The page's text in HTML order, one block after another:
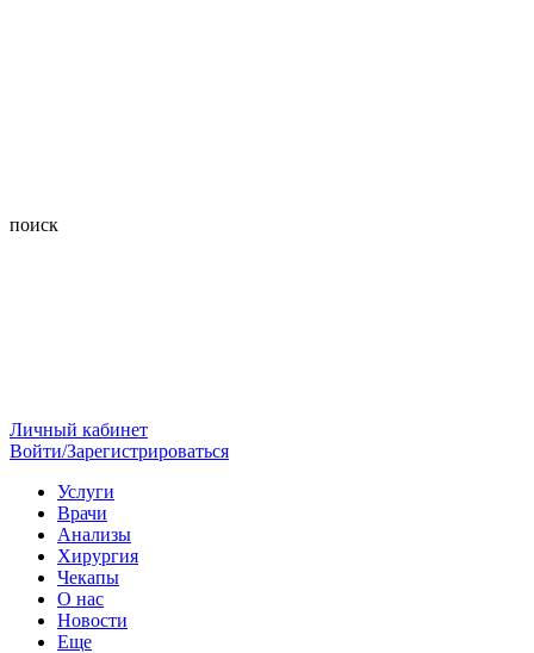
поиск
Личный кабинет
Войти/Зарегистрироваться
Услуги
Врачи
Анализы
Хирургия
Чекапы
О нас
Новости
Еще